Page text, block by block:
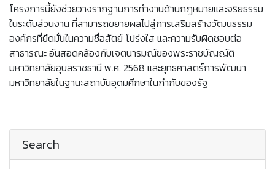
โครงการนี้ยังช่วยวางรากฐานการทำงานด้านกฎหมายและจริยธรรม
ในระดับส่วนงาน ที่สามารถขยายผลไปสู่การเสริมสร้างวัฒนธรรม
องค์กรที่ยึดมั่นในความซื่อสัตย์ โปร่งใส และความรับผิดชอบต่อ
สาธารณะ อันสอดคล้องกับเจตนารมณ์ของพระราชบัญญัติ
มหาวิทยาลัยอุบลราชธานี พ.ศ. 2568 และยุทธศาสตร์การพัฒนา
มหาวิทยาลัยในฐานะสถาบันอุดมศึกษาในกำกับของรัฐ
Search